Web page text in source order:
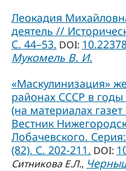
Леокадия
деятель //
С. 44–53. DOI:
Мукомель В. И.
«Маскулинизация»
районах СССР в
(на материалах
Вестник
Лобачевского.
(82). С. 202-211. DOI:
Ситникова Е.Л.,